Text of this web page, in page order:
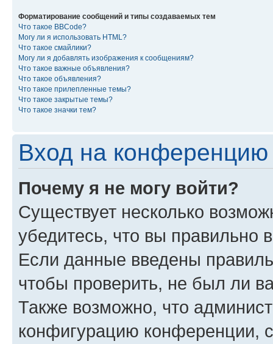
Форматирование сообщений и типы создаваемых тем
Что такое BBCode?
Могу ли я использовать HTML?
Что такое смайлики?
Могу ли я добавлять изображения к сообщениям?
Что такое важные объявления?
Что такое объявления?
Что такое прилепленные темы?
Что такое закрытые темы?
Что такое значки тем?
Вход на конференцию
Почему я не могу войти?
Существует несколько
убедитесь, что вы правильно
Если данные введены
чтобы проверить, не был ли
Также возможно, что
конфигурацию конференции,